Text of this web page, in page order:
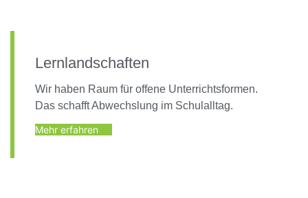
Lernlandschaften
Wir haben Raum für offene Unterrichtsformen.
Das schafft Abwechslung im Schulalltag.
Mehr erfahren